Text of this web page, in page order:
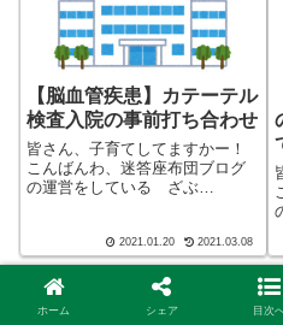
【脳血管疾患】カテーテル
検査入院の事前打ち合わせ
皆さん、子育てしてますかー！
こんばんわ、迷答座布団ブログ
の運営をしている ざぶ
になり、手探り状態のほぼワン
オペで2人の子育てを行っており
ます。※詳しくはプロフィー
ル...
2021.01.20 2021.03.08
ホーム シェア 目次